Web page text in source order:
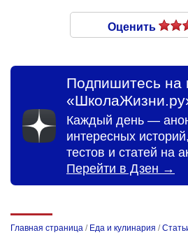
Оценить
Подпишитесь на
Каждый день —
интересных
тестов и статей на
Перейти в Дзен →
Главная страница / Еда и кулинария /